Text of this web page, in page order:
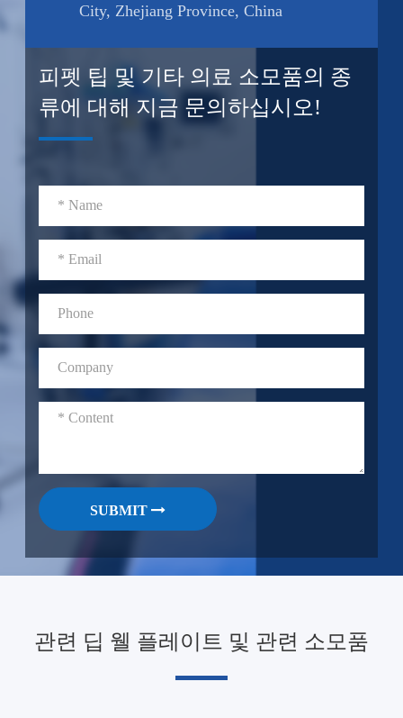
City, Zhejiang Province, China
피펫 팁 및 기타 의료 소모품의 종
류에 대해 지금 문의하십시오!
SUBMIT
관련 딥 웰 플레이트 및 관련 소모품